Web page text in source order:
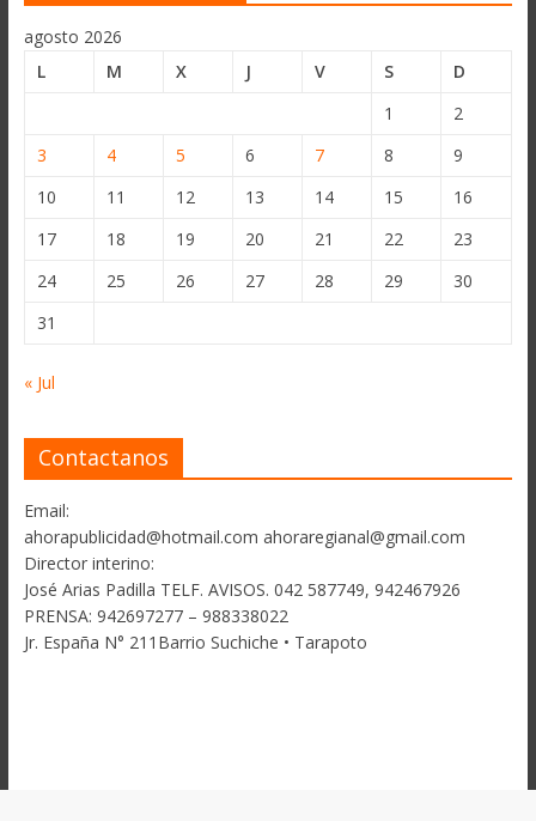
agosto 2026
L
M X J V S
D
1
2
3
4 5 6 7 8
9
10
11 12 13 14 15
16
17
18 19 20 21 22
23
24
25 26 27 28 29
30
31
« Jul
Contactanos
Email:
ahorapublicidad@hotmail.com ahoraregianal@gmail.com
Director interino:
José Arias Padilla TELF. AVISOS. 042 587749, 942467926
PRENSA: 942697277 – 988338022
Jr. España N° 211Barrio Suchiche • Tarapoto